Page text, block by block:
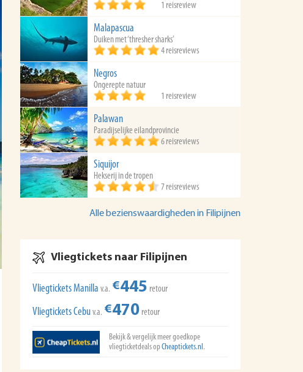
1 reisreview
Malapascua
Duiken met ‘thresher sharks’
4 reisreviews
Negros
Ongerepte natuur
1 reisreview
Palawan
Paradijselijke eilandprovincie
6 reisreviews
Siquijor
Hekserij in de tropen
7 reisreviews
Alle bezienswaardigheden in Filipijnen
Vliegtickets naar Filipijnen
Vliegtickets Manilla v.a. €445 retour
Vliegtickets Cebu v.a. €470 retour
Bekijk & vergelijk meer goedkope
vliegticketdeals opCheaptickets.nl .